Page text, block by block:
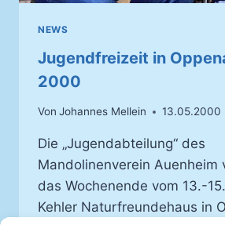
NEWS
Jugendfreizeit in
2000
Von Johannes Mellein 13.05.2000
Die „Jugendabteilung“ des
Mandolinenverein Auenheim
das Wochenende vom 13.-
Kehler Naturfreundehaus in